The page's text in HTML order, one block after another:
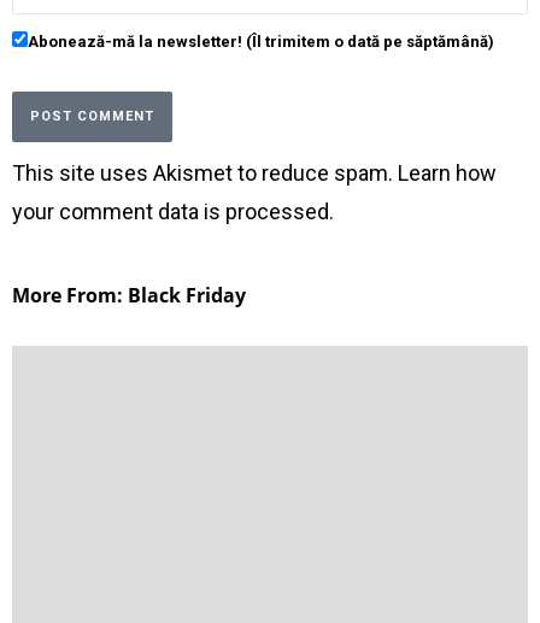
Abonează-mă la newsletter! (Îl trimitem o dată pe săptămână)
This site uses Akismet to reduce spam. Learn how
your comment data is processed.
More From: Black Friday